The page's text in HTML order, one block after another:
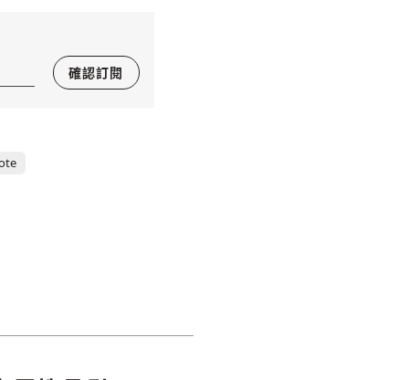
確認訂閱